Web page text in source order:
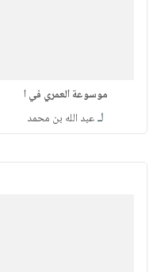
موسوعة العمري في ا
لـعبد الله بن محمد